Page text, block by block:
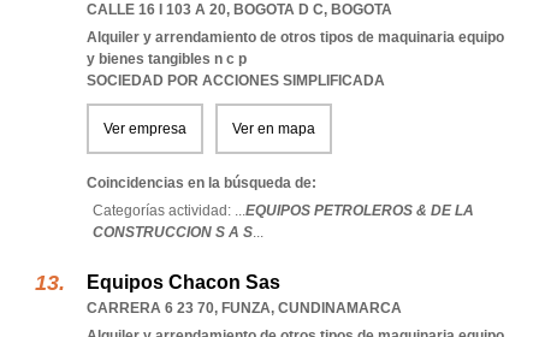
CALLE 16 I 103 A 20, BOGOTA D C, BOGOTA
Alquiler y arrendamiento de otros tipos de maquinaria equipo
y bienes tangibles n c p
SOCIEDAD POR ACCIONES SIMPLIFICADA
Ver empresa Ver en mapa
Coincidencias en la búsqueda de:
Categorías actividad: ...EQUIPOS PETROLEROS & DE LA
CONSTRUCCION S A S...
Equipos Chacon Sas
CARRERA 6 23 70, FUNZA, CUNDINAMARCA